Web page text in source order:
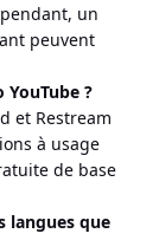
un
peuvent
?
et Restream
à usage
de base
langues que